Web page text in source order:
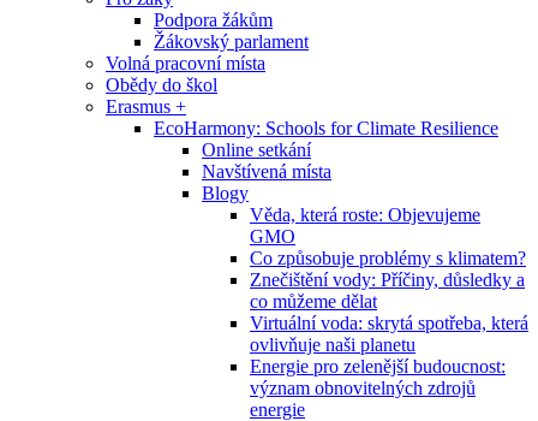
Podpora žákům
Žákovský parlament
Volná pracovní místa
Obědy do škol
Erasmus +
EcoHarmony: Schools for Climate Resilience
Online setkání
Navštívená místa
Blogy
Věda, která roste: Objevujeme
GMO
Co způsobuje problémy s klimatem?
Znečištění vody: Příčiny, důsledky a
co můžeme dělat
Virtuální voda: skrytá spotřeba, která
ovlivňuje naši planetu
Energie pro zelenější budoucnost:
význam obnovitelných zdrojů
energie